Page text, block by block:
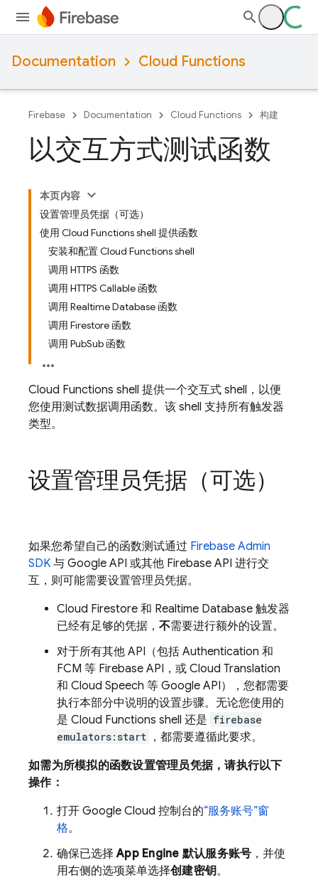
Documentation Cloud Functions
Firebase Documentation Cloud Functions 构建
以交互方式测试函数
本页内容
设置管理员凭据（可选）
使用 Cloud Functions shell 提供函数
安装和配置 Cloud Functions shell
调用 HTTPS 函数
调用 HTTPS Callable 函数
调用 Realtime Database 函数
调用 Firestore 函数
调用 PubSub 函数
Cloud Functions shell 提供一个交互式 shell，以便
您使用测试数据调用函数。该 shell 支持所有触发器
类型。
设置管理员凭据（可选）
如果您希望自己的函数测试通过 Firebase Admin
SDK 与 Google API 或其他 Firebase API 进行交
互，则可能需要设置管理员凭据。
Cloud Firestore 和 Realtime Database 触发器
已经有足够的凭据， 不需要进行额外的设置。
对于所有其他 API（包括 Authentication 和
FCM 等 Firebase API，或 Cloud Translation
和 Cloud Speech 等 Google API），您都需要
执行本部分中说明的设置步骤。无论您使用的
是 Cloud Functions shell 还是 firebase
emulators:start ，都需要遵循此要求。
如需为所模拟的函数设置管理员凭据，请执行以下
操作：
打开 Google Cloud 控制台的“服务账号”窗
格。
确保已选择App Engine 默认服务账号 ，并使
用右侧的选项菜单选择创建密钥。